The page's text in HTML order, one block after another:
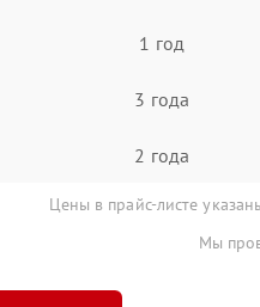
1 год
3 года
2 года
Цены в прайс-листе
Мы